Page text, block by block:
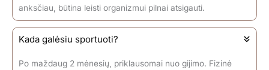
anksčiau, būtina leisti organizmui pilnai atsigauti.
Kada galėsiu sportuoti?
Po maždaug 2 mėnesių, priklausomai nuo gijimo. Fizinė